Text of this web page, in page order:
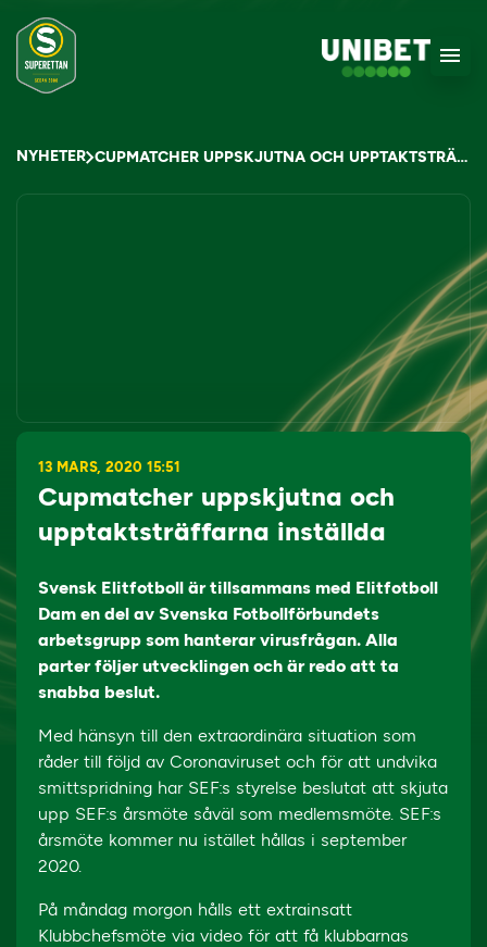
NYHETER CUPMATCHER UPPSKJUTNA OCH UPPTAKTSTRÄFFARNA INSTÄLLDA
13 MARS, 2020 15:51
Cupmatcher uppskjutna och
upptaktsträffarna inställda
Svensk Elitfotboll är tillsammans med Elitfotboll
Dam en del av Svenska Fotbollförbundets
arbetsgrupp som hanterar virusfrågan. Alla
parter följer utvecklingen och är redo att ta
snabba beslut.
Med hänsyn till den extraordinära situation som
råder till följd av Coronaviruset och för att undvika
smittspridning har SEF:s styrelse beslutat att skjuta
upp SEF:s årsmöte såväl som medlemsmöte. SEF:s
årsmöte kommer nu istället hållas i september
2020.
På måndag morgon hålls ett extrainsatt
Klubbchefsmöte via video för att få klubbarnas